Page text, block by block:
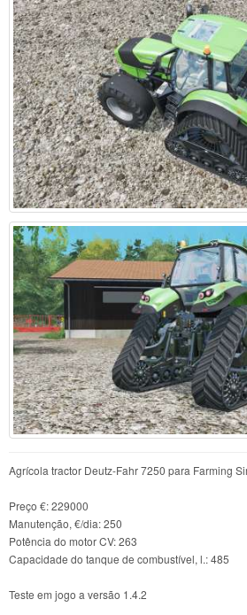
Agrícola tractor Deutz-Fahr 7250 para Farming
Preço €: 229000
Manutenção, €/dia: 250
Potência do motor CV: 263
Capacidade do tanque de combustível, l.: 485
Teste em jogo a versão 1.4.2